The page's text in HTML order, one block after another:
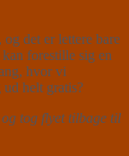
det er lettere bare
forestille sig en
hvor vi
helt gratis?
tog flyet tilbage til